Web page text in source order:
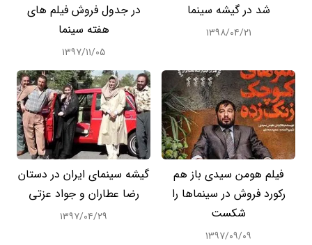
شد در گیشه سینما
۱۳۹۸/۰۴/۲۱
در جدول فروش فیلم های
هفته سینما
۱۳۹۷/۱۱/۰۵
فیلم هومن سیدی باز هم
رکورد فروش در سینماها را
شکست
۱۳۹۷/۰۹/۰۹
گیشه سینمای ایران در دستان
رضا عطاران و جواد عزتی
۱۳۹۷/۰۴/۲۹